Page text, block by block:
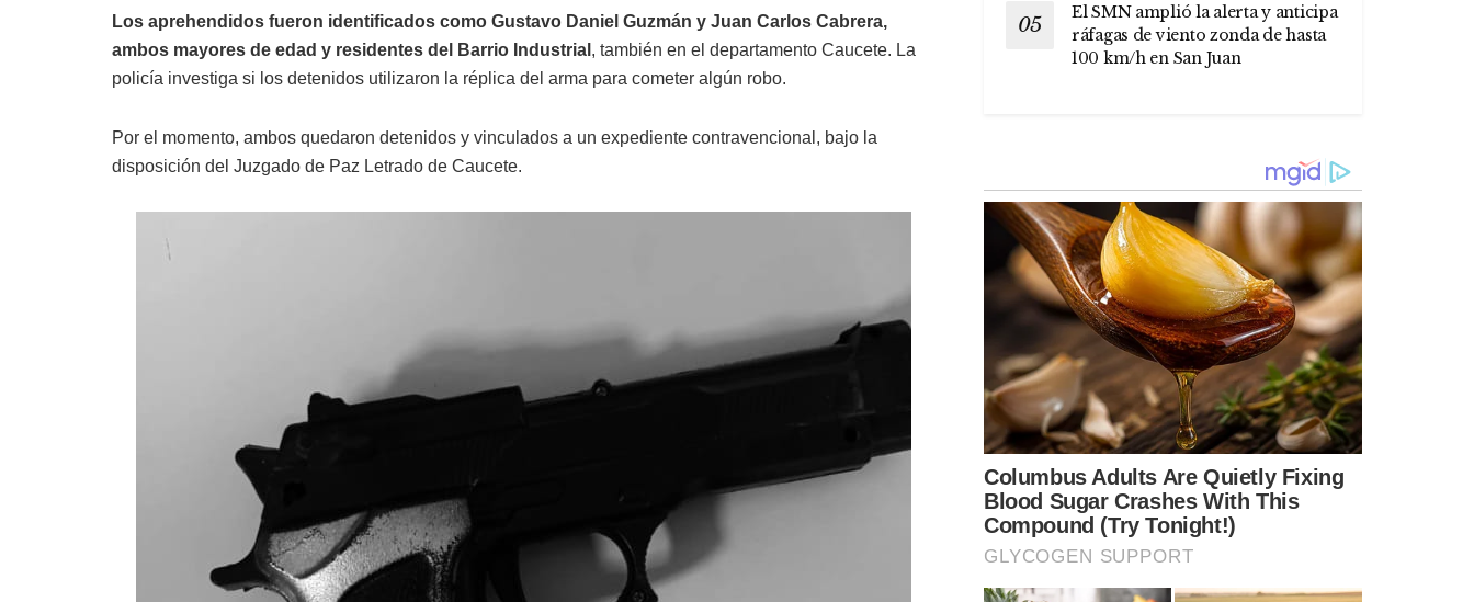
Los aprehendidos fueron identificados como Gustavo Daniel Guzmán y Juan Carlos Cabrera,
ambos mayores de edad y residentes del Barrio Industrial , también en el departamento Caucete. La
policía investiga si los detenidos utilizaron la réplica del arma para cometer algún robo.
Por el momento, ambos quedaron detenidos y vinculados a un expediente contravencional, bajo la
disposición del Juzgado de Paz Letrado de Caucete.
El SMN amplió la alerta y anticipa
ráfagas de viento zonda de hasta
100 km/h en San Juan